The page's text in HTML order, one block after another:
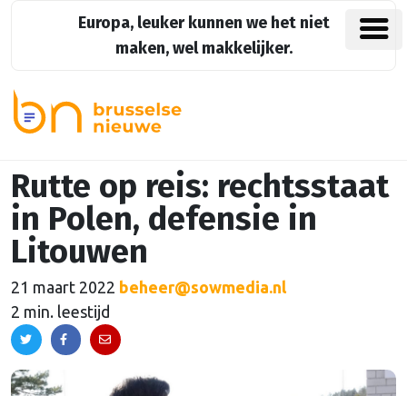
Europa, leuker kunnen we het niet
maken, wel makkelijker.
Rutte op reis: rechtsstaat
in Polen, defensie in
Litouwen
21 maart 2022 beheer@sowmedia.nl
2 min. leestijd